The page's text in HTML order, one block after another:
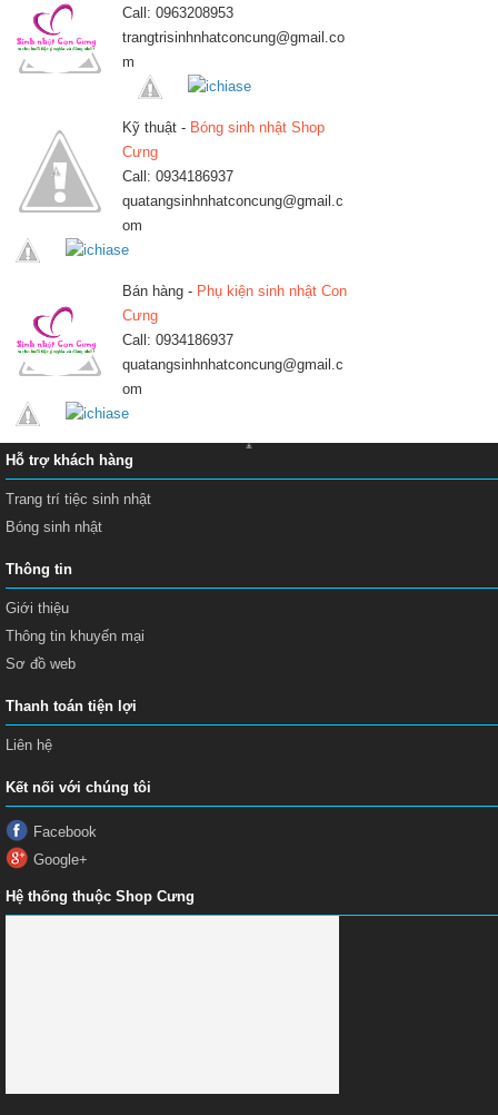
Call: 0963208953
trangtrisinhnhatconcung@gmail.co
m
Kỹ thuật - Bóng sinh nhật Shop
Cưng
Call: 0934186937
quatangsinhnhatconcung@gmail.c
om
Bán hàng - Phụ kiện sinh nhật Con
Cưng
Call: 0934186937
quatangsinhnhatconcung@gmail.c
om
Hỗ trợ khách hàng
Trang trí tiệc sinh nhật
Bóng sinh nhật
Thông tin
Giới thiệu
Thông tin khuyến mại
Sơ đồ web
Thanh toán tiện lợi
Liên hệ
Kết nối với chúng tôi
Facebook
Google+
Hệ thống thuộc Shop Cưng